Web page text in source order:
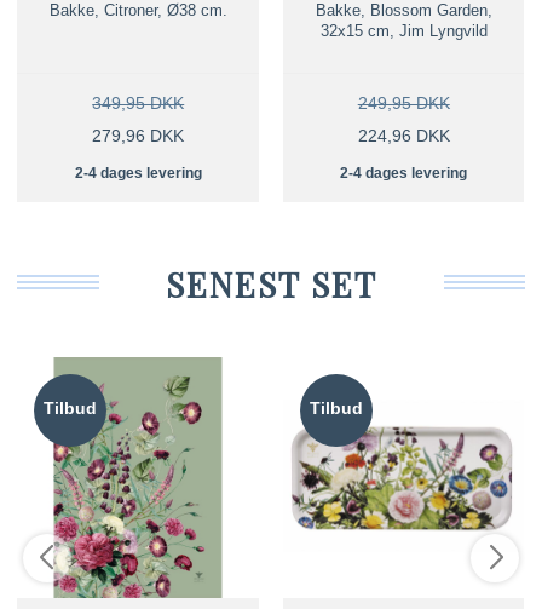
Bakke, Citroner, Ø38 cm.
349,95 DKK
279,96 DKK
2-4 dages levering
Bakke, Blossom Garden,
32x15 cm, Jim Lyngvild
249,95 DKK
224,96 DKK
2-4 dages levering
SENEST SET
Tilbud Tilbud